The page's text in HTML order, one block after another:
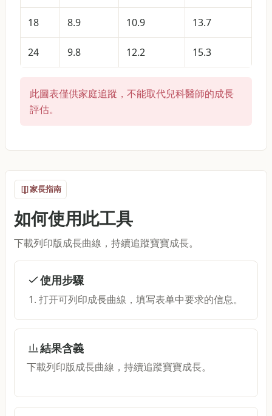
18 8.9 10.9 13.7
24 9.8 12.2 15.3
此圖表僅供家庭追蹤，不能取代兒科醫師的成長
評估。
家長指南
如何使用此工具
下載列印版成長曲線，持續追蹤寶寶成長。
使用步驟
打开可列印成長曲線，填写表单中要求的信息。
結果含義
下載列印版成長曲線，持續追蹤寶寶成長。